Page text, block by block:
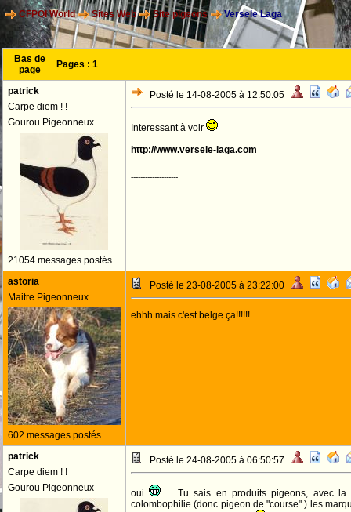
CFPOI World Sites Web Site pigeons Versele Laga
Bas de
page
Pages : 1
patrick
Carpe diem ! !
Gourou Pigeonneux
21054 messages postés
Posté le 14-08-2005 à 12:50:05
Interessant à voir
http://www.versele-laga.com
--------------------
astoria
Maitre Pigeonneux
602 messages postés
Posté le 23-08-2005 à 23:22:00
ehhh mais c'est belge ça!!!!!!
patrick
Carpe diem ! !
Gourou Pigeonneux
Posté le 24-08-2005 à 06:50:57
oui
... Tu sais en produits pigeons, avec
colombophilie (donc pigeon de "course" ) les